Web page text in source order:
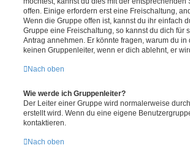
offen. Einige erfordern erst eine Freischaltung,
Wenn die Gruppe offen ist, kannst du ihr einfach
Gruppe eine Freischaltung, so kannst du dich
Antrag annehmen. Er könnte fragen, warum du
keinen Gruppenleiter, wenn er dich ablehnt, er
Nach oben
Wie werde ich Gruppenleiter?
Der Leiter einer Gruppe wird normalerweise
erstellt wird. Wenn du eine eigene
kontaktieren.
Nach oben